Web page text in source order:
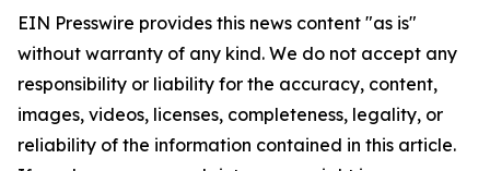
EIN Presswire provides this news content "as is"
without warranty of any kind. We do not accept any
responsibility or liability for the accuracy, content,
images, videos, licenses, completeness, legality, or
reliability of the information contained in this article.